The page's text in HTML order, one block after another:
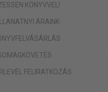
KÖNYVVEL!
ÁRAINK
FELIRATKOZÁS